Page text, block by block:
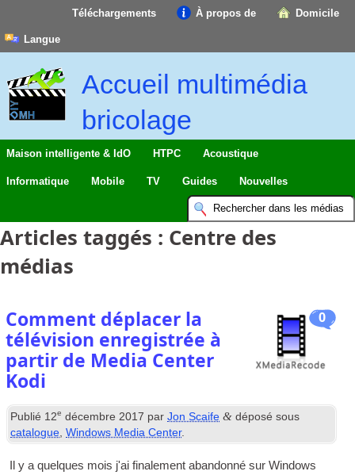
Domicile
À propos de
Téléchargements
Langue
Accueil multimédia
bricolage
Maison intelligente & IdO HTPC Acoustique
Informatique Mobile TV Guides Nouvelles
Articles taggés : Centre des
médias
0
Comment déplacer la
télévision enregistrée à
partir de Media Center
Kodi
Publié 12e décembre 2017 parJon Scaife & déposé sous
catalogue,Windows Media Center.
Il y a quelques mois j'ai finalement abandonné sur Windows